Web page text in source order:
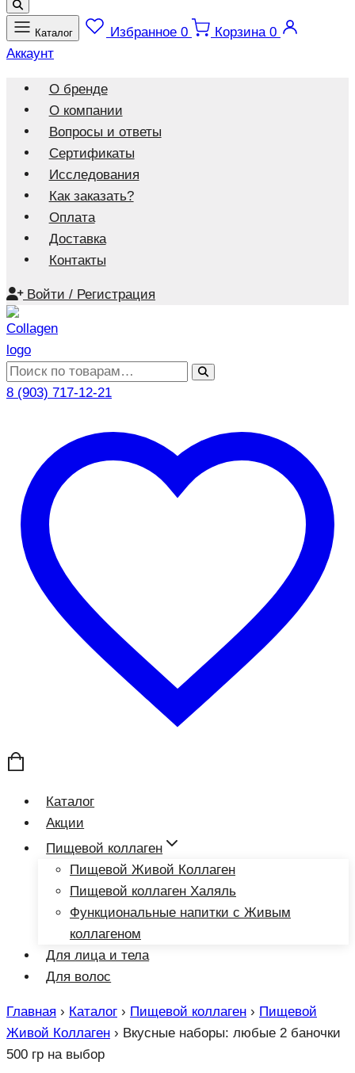
Каталог Избранное 0 Корзина 0
Аккаунт
О бренде
О компании
Вопросы и ответы
Сертификаты
Исследования
Как заказать?
Оплата
Доставка
Контакты
Войти / Регистрация
Искать:
8 (903) 717-12-21
Каталог
Акции
Пищевой коллаген
Пищевой Живой Коллаген
Пищевой коллаген Халяль
Функциональные напитки с Живым
коллагеном
Для лица и тела
Для волос
Главная › Каталог › Пищевой коллаген › Пищевой
Живой Коллаген › Вкусные наборы: любые 2 баночки
500 гр на выбор